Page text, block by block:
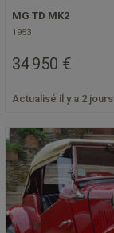
MG TD MK2
1953
34 950 €
Actualisé il y a 2 jours